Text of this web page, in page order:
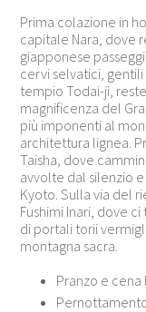
Prima colazione in
capitale Nara, dove
giapponese
cervi selvatici, gentili
tempio Todai-ji,
magnificenza del
più imponenti al
architettura lignea.
Taisha, dove
avvolte dal silenzio
Kyoto. Sulla via del
Fushimi Inari, dove
di portali torii
montagna sacra.
Pranzo e cena